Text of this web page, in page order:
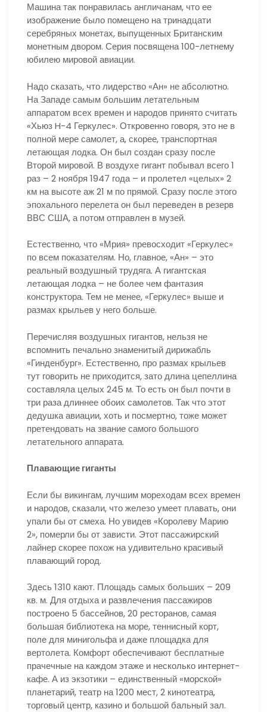
Машина так понравилась англичанам, что ее
изображение было помещено на тринадцати
серебряных монетах, выпущенных Британским
монетным двором. Серия посвящена 100-летнему
юбилею мировой авиации.
Надо сказать, что лидерство «Ан» не абсолютно.
На Западе самым большим летательным
аппаратом всех времен и народов принято считать
«Хьюз H-4 Геркулес». Откровенно говоря, это не в
полной мере самолет, а, скорее, транспортная
летающая лодка. Он был создан сразу после
Второй мировой. В воздухе гигант побывал всего 1
раз – 2 ноября 1947 года – и пролетел «целых» 2
км на высоте аж 21 м по прямой. Сразу после этого
эпохального перелета он был переведен в резерв
ВВС США, а потом отправлен в музей.
Естественно, что «Мрия» превосходит «Геркулес»
по всем показателям. Но, главное, «Ан» – это
реальный воздушный трудяга. А гигантская
летающая лодка – не более чем фантазия
конструктора. Тем не менее, «Геркулес» выше и
размах крыльев у него больше.
Перечисляя воздушных гигантов, нельзя не
вспомнить печально знаменитый дирижабль
«Гинденбург». Естественно, про размах крыльев
тут говорить не приходится, зато длина цепеллина
составляла целых 245 м. То есть он был почти в
три раза длиннее обоих самолетов. Так что этот
дедушка авиации, хоть и посмертно, тоже может
претендовать на звание самого большого
летательного аппарата.
Плавающие гиганты
Если бы викингам, лучшим мореходам всех времен
и народов, сказали, что железо умеет плавать, они
упали бы от смеха. Но увидев «Королеву Марию
2», померли бы от зависти. Этот пассажирский
лайнер скорее похож на удивительно красивый
плавающий город.
Здесь 1310 кают. Площадь самых больших – 209
кв. м. Для отдыха и развлечения пассажиров
построено 5 бассейнов, 20 ресторанов, самая
большая библиотека на море, теннисный корт,
поле для минигольфа и даже площадка для
вертолета. Комфорт обеспечивают бесплатные
прачечные на каждом этаже и несколько интернет-
кафе. А из экзотики – единственный «морской»
планетарий, театр на 1200 мест, 2 кинотеатра,
торговый центр, казино и большой бальный зал.